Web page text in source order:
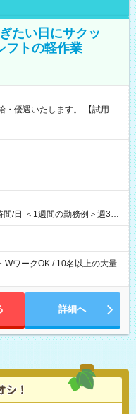
たい日にサクッ
フトの軽作業
いたします。 【試用期
/日 ＜1週間の勤務例＞週3回
好きな時にお仕事
WワークOK / 10名以上の大量
詳細へ